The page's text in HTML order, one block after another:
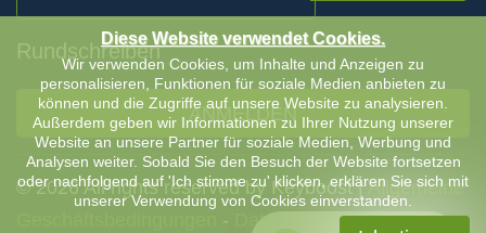
Rundschreiben
ANMELDEN
© 2026 All rights reserved by Keyboost |Allgemeine
-
Datenschutzerklärung
Diese Website verwendet Cookies.
Wir verwenden Cookies, um Inhalte und Anzeigen zu
personalisieren, Funktionen für soziale Medien anbieten zu
können und die Zugriffe auf unsere Website zu analysieren.
Außerdem geben wir Informationen zu Ihrer Nutzung unserer
Website an unsere Partner für soziale Medien, Werbung und
Analysen weiter. Sobald Sie den Besuch der Website fortsetzen
oder nachfolgend auf 'Ich stimme zu' klicken, erklären Sie sich mit
unserer Verwendung von Cookies einverstanden.